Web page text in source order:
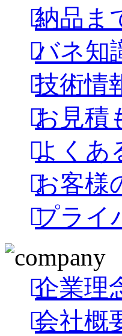
納品ま
バネ知
技術情
お見積
よくあ
お客様
プライ
企業理
会社概